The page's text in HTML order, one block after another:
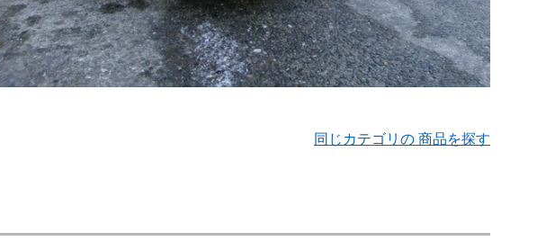
同じカテゴリの 商品を探す